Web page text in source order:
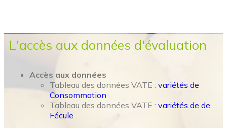
L'accès aux données d'évaluation
Accès aux données
Tableau des données VATE : variétés de
Consommation
Tableau des données VATE : variétés de de
Fécule